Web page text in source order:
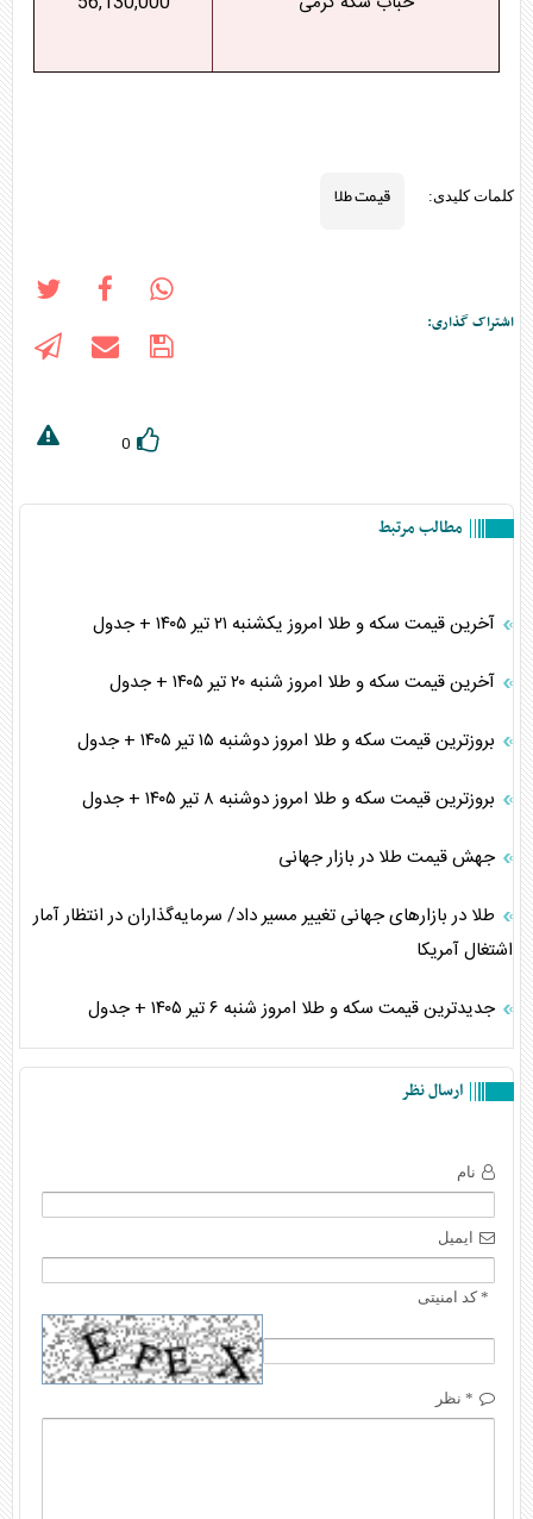
کلمات کلیدی: قیمت طلا
اشتراک گذاری:
0
مطالب مرتبط
آخرین قیمت سکه و طلا امروز یکشنبه ۲۱ تیر ۱۴۰۵ + جدول
آخرین قیمت سکه و طلا امروز شنبه ۲۰ تیر ۱۴۰۵ + جدول
بروزترین قیمت سکه و طلا امروز دوشنبه ۱۵ تیر ۱۴۰۵ + جدول
بروزترین قیمت سکه و طلا امروز دوشنبه ۸ تیر ۱۴۰۵ + جدول
جهش قیمت طلا در بازار جهانی
طلا در بازارهای جهانی تغییر مسیر داد/ سرمایه‌گذاران در انتظار آمار
اشتغال آمریکا
جدیدترین قیمت سکه و طلا امروز شنبه ۶ تیر ۱۴۰۵ + جدول
ارسال نظر
نام
ایمیل
* کد امنیتی
* نظر